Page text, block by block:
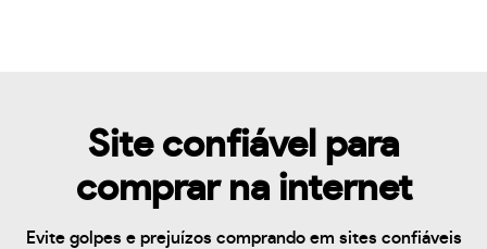
Site confiável para
comprar na internet
Evite golpes e prejuízos comprando em sites confiáveis